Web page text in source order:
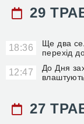
29
18:36
Ще два
перехід
12:47
До Дня
27